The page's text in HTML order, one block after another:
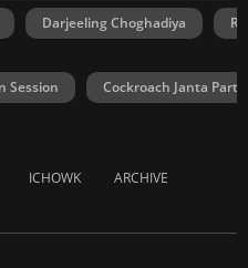
Darjeeling Choghadiya
Session Cockroach Janta
ICHOWK ARCHIVE